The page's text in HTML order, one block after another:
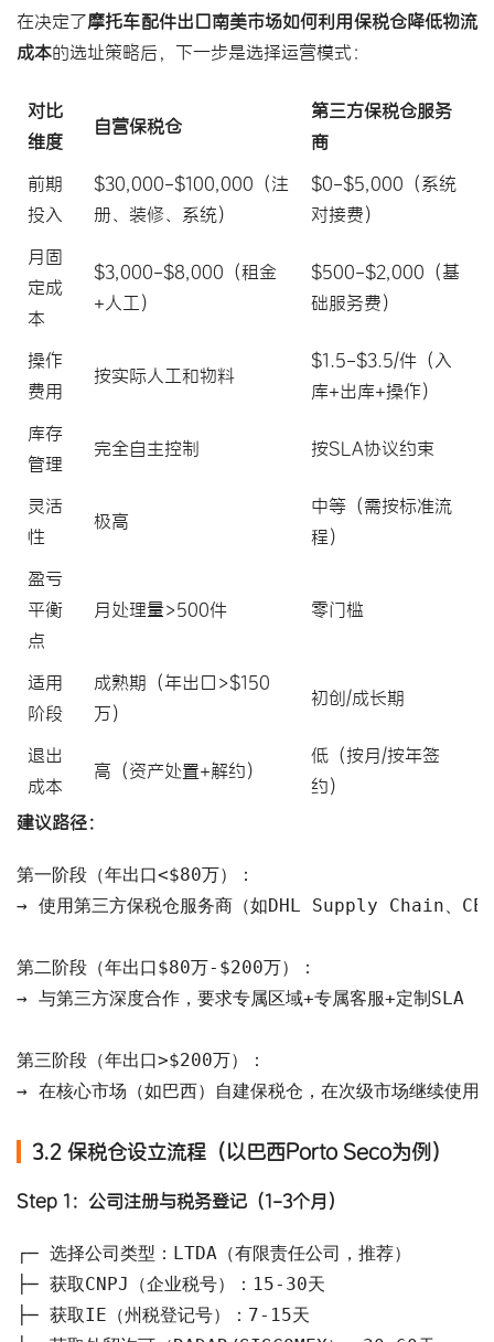
在决定了摩托车配件出口南美市场如何利用保税仓降低物流
成本的选址策略后，下一步是选择运营模式：
对比
维度
自营保税仓
第三方保税仓服务
商
前期
投入
$30,000-$100,000（注
册、装修、系统）
$0-$5,000（系统
对接费）
月固
定成
本
$3,000-$8,000（租金
+人工）
$500-$2,000（基
础服务费）
操作
费用
按实际人工和物料
$1.5-$3.5/件（入
库+出库+操作）
库存
管理
完全自主控制 按SLA协议约束
灵活
性
极高
中等（需按标准流
程）
盈亏
平衡
点
月处理量>500件 零门槛
适用
阶段
成熟期（年出口>$150
万）
初创/成长期
退出
成本
高（资产处置+解约）
低（按月/按年签
约）
建议路径：
第一阶段（年出口<$80万）：
→ 使用第三方保税仓服务商（如DHL Supply Chain、
第二阶段（年出口$80万-$200万）：
→ 与第三方深度合作，要求专属区域+专属客服+定制SLA
第三阶段（年出口>$200万）：
→ 在核心市场（如巴西）自建保税仓，在次级市场继续使用
3.2 保税仓设立流程（以巴西Porto Seco为例）
Step 1：公司注册与税务登记（1-3个月）
┌─ 选择公司类型：LTDA（有限责任公司，推荐）
├─ 获取CNPJ（企业税号）：15-30天
├─ 获取IE（州税登记号）：7-15天